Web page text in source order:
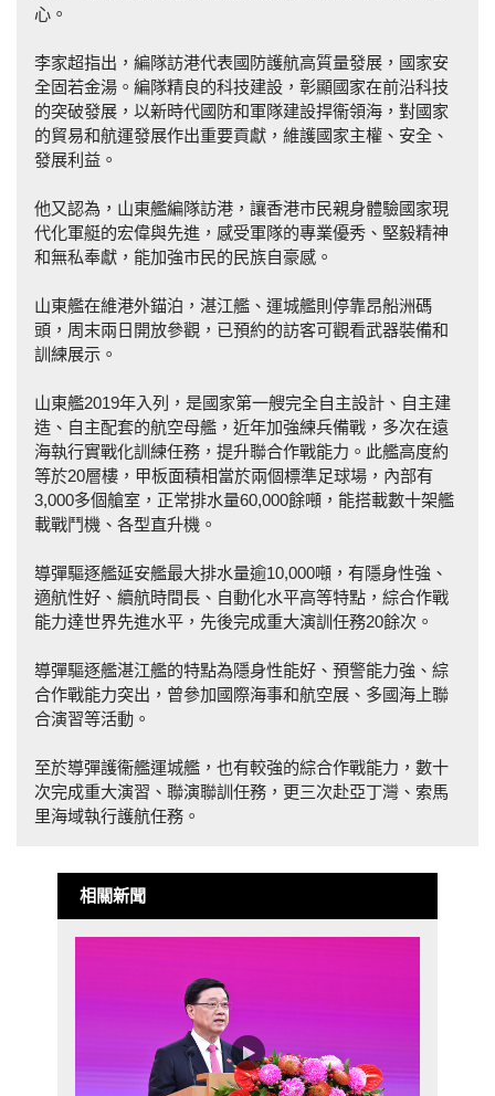
心。
李家超指出，編隊訪港代表國防護航高質量發展，國家安
全固若金湯。編隊精良的科技建設，彰顯國家在前沿科技
的突破發展，以新時代國防和軍隊建設捍衞領海，對國家
的貿易和航運發展作出重要貢獻，維護國家主權、安全、
發展利益。
他又認為，山東艦編隊訪港，讓香港市民親身體驗國家現
代化軍艇的宏偉與先進，感受軍隊的專業優秀、堅毅精神
和無私奉獻，能加強市民的民族自豪感。
山東艦在維港外錨泊，湛江艦、運城艦則停靠昂船洲碼
頭，周末兩日開放參觀，已預約的訪客可觀看武器裝備和
訓練展示。
山東艦2019年入列，是國家第一艘完全自主設計、自主建
造、自主配套的航空母艦，近年加強練兵備戰，多次在遠
海執行實戰化訓練任務，提升聯合作戰能力。此艦高度約
等於20層樓，甲板面積相當於兩個標準足球場，內部有
3,000多個艙室，正常排水量60,000餘噸，能搭載數十架艦
載戰鬥機、各型直升機。
導彈驅逐艦延安艦最大排水量逾10,000噸，有隱身性強、
適航性好、續航時間長、自動化水平高等特點，綜合作戰
能力達世界先進水平，先後完成重大演訓任務20餘次。
導彈驅逐艦湛江艦的特點為隱身性能好、預警能力強、綜
合作戰能力突出，曾參加國際海事和航空展、多國海上聯
合演習等活動。
至於導彈護衞艦運城艦，也有較強的綜合作戰能力，數十
次完成重大演習、聯演聯訓任務，更三次赴亞丁灣、索馬
里海域執行護航任務。
相關新聞